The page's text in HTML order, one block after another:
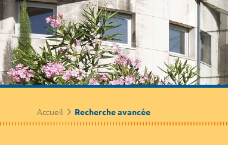
Accueil Recherche avancée